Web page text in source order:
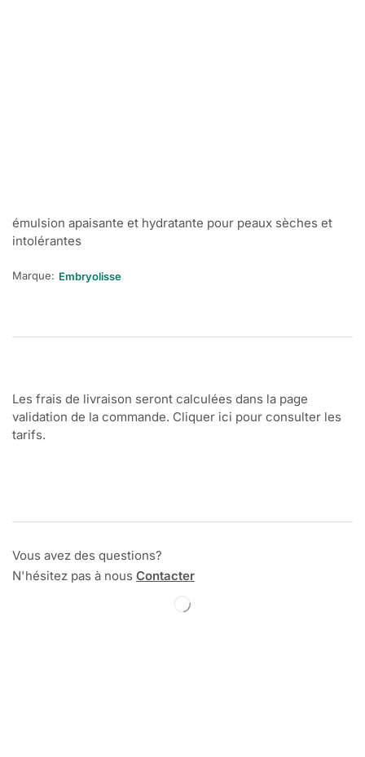
émulsion apaisante et hydratante pour peaux sèches et
intolérantes
Marque: Embryolisse
Les frais de livraison seront calculées dans la page
validation de la commande. Cliquer ici pour consulter les
tarifs.
Vous avez des questions?
N'hésitez pas à nous Contacter